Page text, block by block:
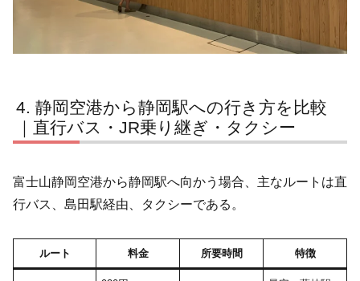
静岡空港から静岡駅への行き方を比較
｜直行バス・JR乗り継ぎ・タクシー
富士山静岡空港から静岡駅へ向かう場合、主なルートは直
行バス、島田駅経由、タクシーである。
ルート 料金 所要時間 特徴